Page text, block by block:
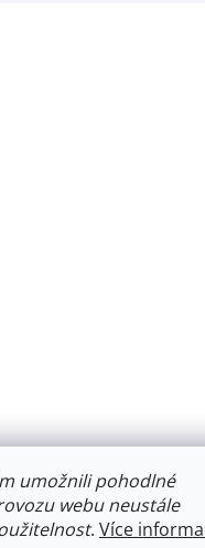
umožnili pohodlné
webu neustále
. Více